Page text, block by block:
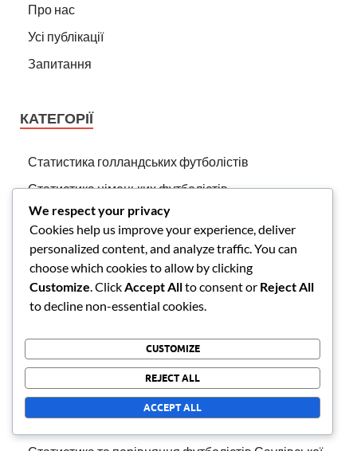
Про нас
Усі публікації
Запитання
КАТЕГОРІЇ
Статистика голландських футболістів
Статистика німецьких футболістів
Статистика та порівняння ізраїльських футболістів
Статистика та порівняння індійських футболістів
Статистика та порівняння гравців футболу США
Статистика та порівняння грецьких футболістів
Статистика та порівняння тайських футболістів
Статистика та порівняння турецьких футболістів
Статистика та порівняння французьких
We respect your privacy
Cookies help us improve your experience, deliver
personalized content, and analyze traffic. You can
choose which cookies to allow by clicking
Customize . Click Accept Allto consent or Reject All
to decline non-essential cookies.
CUSTOMIZE
REJECT ALL
ACCEPT ALL